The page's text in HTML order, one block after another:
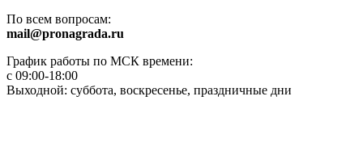
По всем вопросам:
mail@pronagrada.ru
График работы по МСК времени:
с 09:00-18:00
Выходной: суббота, воскресенье, праздничные дни